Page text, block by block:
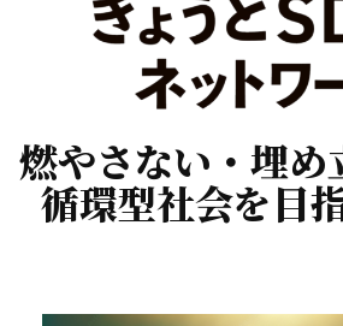
燃やさない・埋め
循環型社会を目指